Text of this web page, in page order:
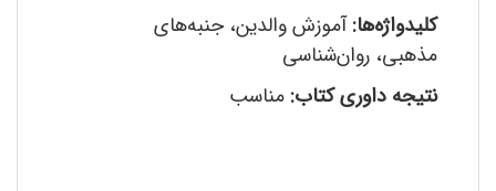
کلیدواژه‌ها:آموزش والدین، جنبه‌های
مذهبی، روان‌شناسی
نتیجه داوری کتاب: مناسب